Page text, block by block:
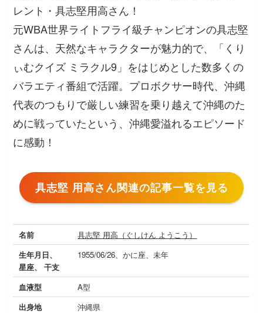
レント・具志堅用高さん！
元WBA世界ライトフライ級チャンピオンの具志堅
さんは、天然なキャラクターが魅力的で、「くり
ぃむクイズ ミラクル9」をはじめとした数多くの
バラエティ番組で活躍。プロボクサー時代、沖縄
代表のつもりで厳しい練習を乗り越えて沖縄のた
めに戦っていたという、沖縄愛溢れるエピソード
に感動！
具志堅 用高さん関連の記事一覧を見る
名前
具志堅 用高（ぐしけん ようこう）
生年月日、
星座、 干支
1955/06/26、かに座、未年
血液型
A型
出身地
沖縄県